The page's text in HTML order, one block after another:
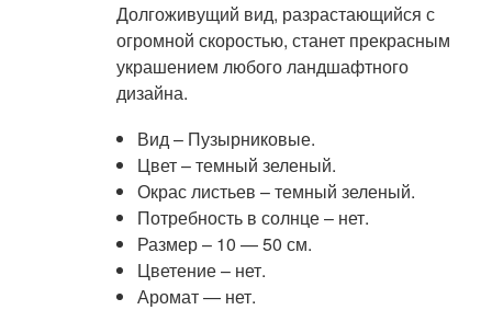
Долгоживущий вид, разрастающийся с
огромной скоростью, станет прекрасным
украшением любого ландшафтного
дизайна.
Вид – Пузырниковые.
Цвет – темный зеленый.
Окрас листьев – темный зеленый.
Потребность в солнце – нет.
Размер – 10 — 50 см.
Цветение – нет.
Аромат — нет.